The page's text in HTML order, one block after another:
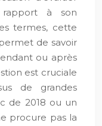
rapport à son
termes, cette
de savoir
ou après
est cruciale
de grandes
de 2018 ou un
procure pas la